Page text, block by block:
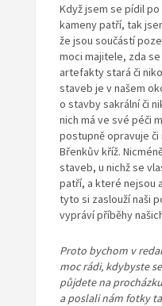
Když jsem se pídil
kameny patří, tak
že jsou součástí
moci majitele, zda
artefakty stará či
staveb je v našem
o stavby sakrální či
nich má ve své péči
postupně opravuje
Břenkův kříž.
staveb, u nichž se
patří, a které nejsou
tyto si zaslouží naši
vypráví příběhy
Proto bychom v
moc rádi, kdybyste
půjdete na
a poslali nám fotky